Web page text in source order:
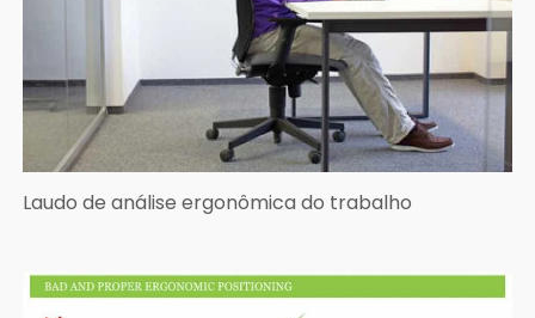
Laudo de análise ergonômica do trabalho